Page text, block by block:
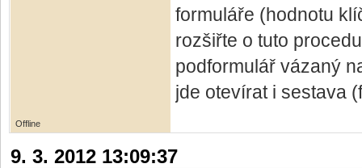
formuláře (hodnotu
rozšiřte o tuto
podformulář vázaný
jde otevírat i sestava
Offline
9. 3. 2012 13:09:37